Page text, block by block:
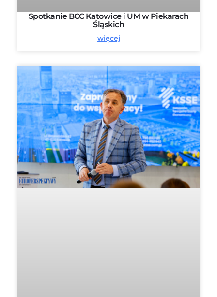
Spotkanie BCC Katowice i UM w Piekarach
Śląskich
więcej